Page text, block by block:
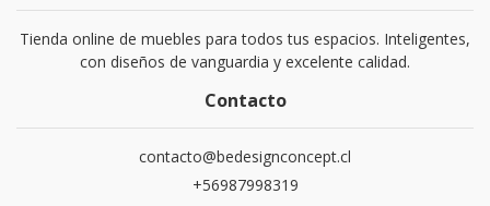
Tienda online de muebles para todos tus espacios. Inteligentes,
con diseños de vanguardia y excelente calidad.
Contacto
contacto@bedesignconcept.cl
+56987998319